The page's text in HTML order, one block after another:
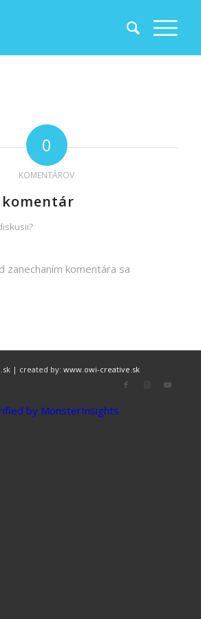
0
KOMENTÁROV
zanechaním komentára sa
| created by: www.owi-creative.sk